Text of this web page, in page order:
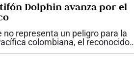
Dolphin avanza por el
no representa un peligro para la
colombiana, el reconocido
colombiano Max Enríquez